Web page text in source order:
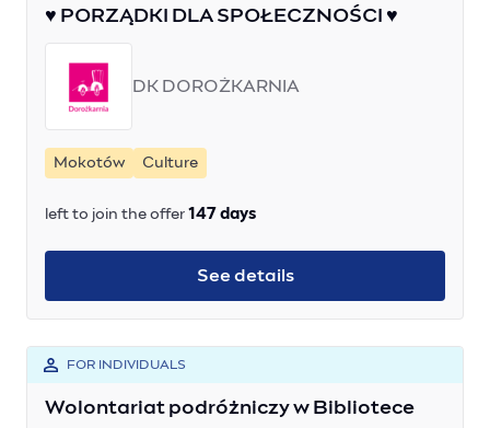
♥ PORZĄDKI DLA SPOŁECZNOŚCI ♥
DK DOROŻKARNIA
Mokotów Culture
left to join the offer 147 days
See details
FOR INDIVIDUALS
Wolontariat podróżniczy w Bibliotece